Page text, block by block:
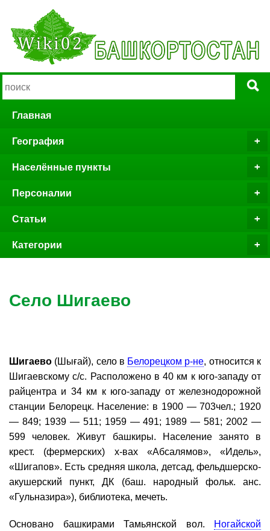
Главная
География
Населённые пункты
Персоналии
Статьи
Категории
Село Шигаево
Шигаево (Шығай), село в Белорецком р-не, относится к
Шигаевскому с/с. Расположено в 40 км к юго-западу от
райцентра и 34 км к юго-западу от железнодорожной
станции Белорецк. Население: в 1900 — 703чел.; 1920
— 849; 1939 — 511; 1959 — 491; 1989 — 581; 2002 —
599 человек. Живут башкиры. Население занято в
крест. (фермерских) х-вах «Абсалямов», «Идель»,
«Шигапов». Есть средняя школа, детсад, фельдшерско-
акушерский пункт, ДК (баш. народный фольк. анс.
«Гульназира»), библиотека, мечеть.
Основано башкирами Тамьянской вол.
Ногайской